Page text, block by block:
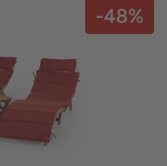
-48%